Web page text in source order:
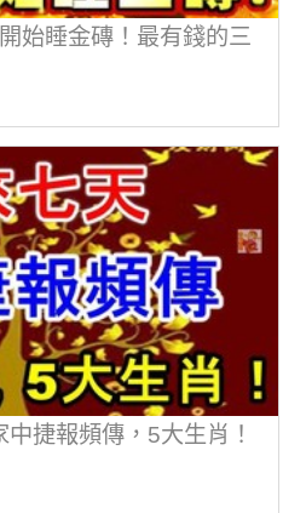
始睡金磚！最有錢的三
捷報頻傳，5大生肖！